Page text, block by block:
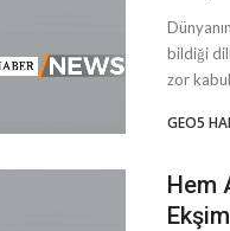
bildiği
zor
GEO5
Hem